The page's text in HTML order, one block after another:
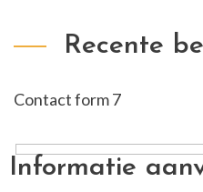
Recente
Contact form 7
Informatie